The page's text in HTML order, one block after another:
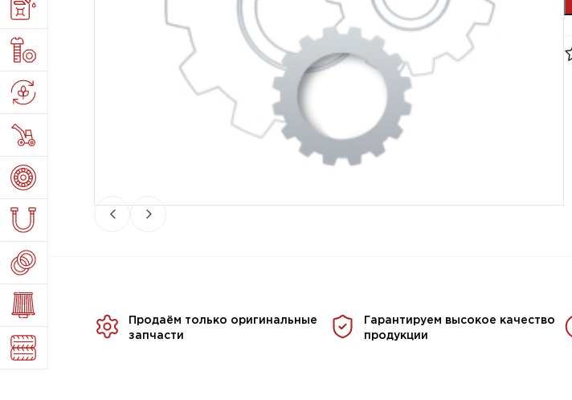
Продаём только оригинальные
запчасти
Гарантируем высокое качество
продукции